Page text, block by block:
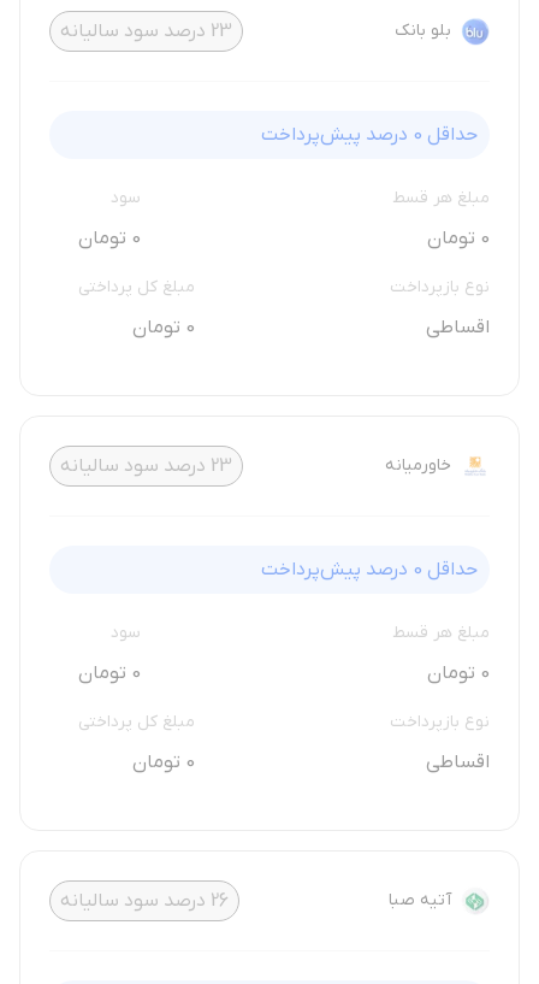
بلو بانک 23 درصد سود سالیانه
حداقل 0 درصد پیش‌پرداخت
مبلغ هر قسط
0 تومان
سود
0 تومان
نوع بازپرداخت
اقساطی
مبلغ کل پرداختی
0 تومان
خاورمیانه 23 درصد سود سالیانه
حداقل 0 درصد پیش‌پرداخت
مبلغ هر قسط
0 تومان
سود
0 تومان
نوع بازپرداخت
اقساطی
مبلغ کل پرداختی
0 تومان
آتیه صبا 26 درصد سود سالیانه